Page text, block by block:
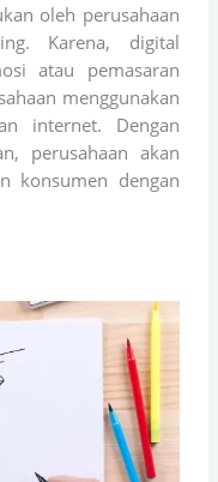
oleh perusahaan
Karena, digital
atau pemasaran
menggunakan
internet. Dengan
perusahaan akan
konsumen dengan